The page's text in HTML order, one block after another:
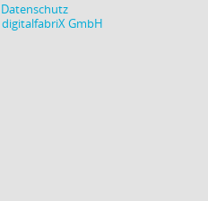
Datenschutz
digitalfabriX GmbH